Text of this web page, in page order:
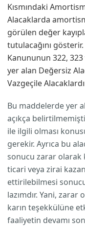
Kısmındaki
Alacaklarda
görülen değer
tutulacağını
Kanununun 322, 323
yer alan Değersiz
Vazgeçile
Bu maddelerde yer
açıkça
ile ilgili olması
gerekir. Ayrıca bu
sonucu zarar olarak
ticari veya zirai
ettirilebilmesi
lazımdır. Yani,
karın teşekkülüne
faaliyetin devamı